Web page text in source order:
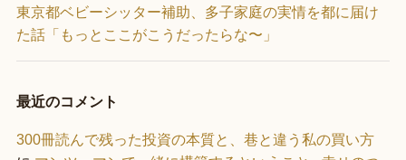
東京都ベビーシッター補助、多子家庭の実情を都に届け
た話「もっとここがこうだったらな〜」
最近のコメント
300冊読んで残った投資の本質と、巷と違う私の買い方